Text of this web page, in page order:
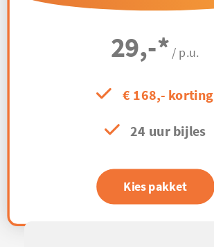
29,-* / p.u.
€ 168,- korting
24 uur bijles
Kies pakket